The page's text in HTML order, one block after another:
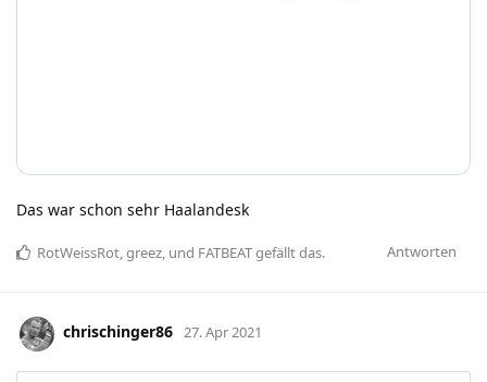
Das war schon sehr Haalandesk
Antworten
RotWeissRot greez , und FATBEATgefällt das.
chrischinger86 27. Apr 2021